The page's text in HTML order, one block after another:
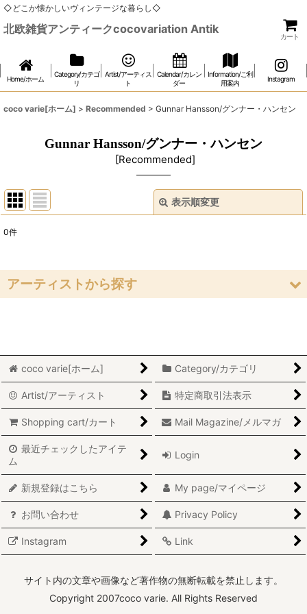
◇どこか懐かしいヴィンテージな暮らし◇
北欧雑貨アンティークcocovariation Antik
カート
Home/ホーム
Category/カテゴ
リ
Artist/アーティス
ト
Calendar/カレン
ダー
Information/ご利
用案内
Instagram
coco varie[ホーム] > Recommended > Gunnar Hansson/グンナー・ハンセン
Gunnar Hansson/グンナー・ハンセン
[Recommended]
表示順変更
在庫あり
0件
アーティストから探す
Marianne Westman/マリアンヌ・ウエストマン
Sylvia Leuchovius/シルヴィア・レウショヴィウス
Inger Persson/インガー・パーソン
Mari Simmulson/マリ・シミュルソン
Signe Persson Melin/シグネ・ペーション メリン
Nanny Still/ナニー・スティル
Eva Englund/エヴァ・イングランド
coco varie[ホーム] Category/カテゴリ
Artist/アーティスト 特定商取引法表示
Shopping cart/カート Mail Magazine/メルマガ
最近チェックしたアイテ
ム
Login
新規登録はこちら My page/マイページ
お問い合わせ Privacy Policy
Instagram Link
サイト内の文章や画像など著作物の無断転載を禁止します。
Copyright 2007coco varie. All Rights Reserved